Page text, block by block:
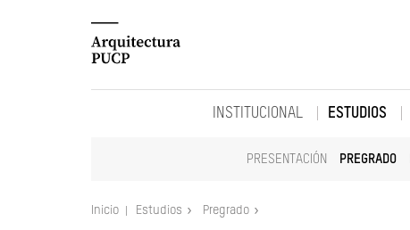
INSTITUCIONAL ESTUDIOS
PRESENTACIÓN PREGRADO
Inicio Estudios Pregrado